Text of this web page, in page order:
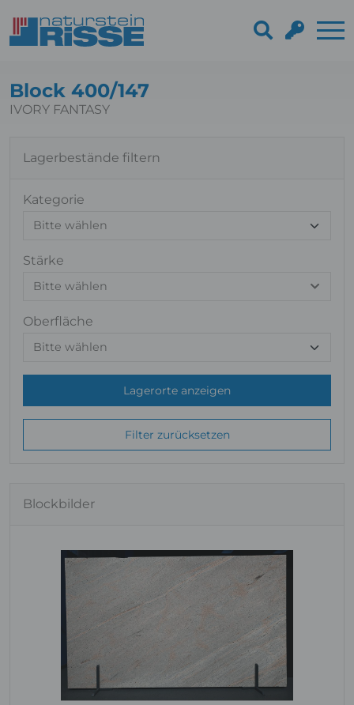
Block 400/147
IVORY FANTASY
Lagerbestände filtern
Kategorie
Stärke
Bitte wählen
Oberfläche
Lagerorte anzeigen
Filter zurücksetzen
Blockbilder